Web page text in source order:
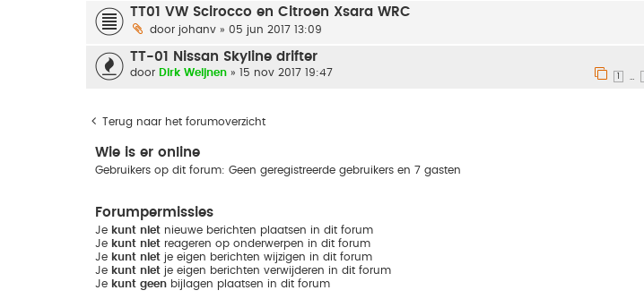
TT01 VW Scirocco en Citroen Xsara WRC
door johanv » 05 jun 2017 13:09
TT-01 Nissan Skyline drifter
door Dirk Weijnen » 15 nov 2017 19:47 …
Terug naar het forumoverzicht
Wie is er online
Gebruikers op dit forum: Geen geregistreerde gebruikers en 7 gasten
Forumpermissies
Je kunt niet nieuwe berichten plaatsen in dit forum
Je kunt niet reageren op onderwerpen in dit forum
Je kunt niet je eigen berichten wijzigen in dit forum
Je kunt niet je eigen berichten verwijderen in dit forum
Je kunt geen bijlagen plaatsen in dit forum